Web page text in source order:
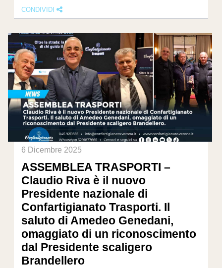
CONDIVIDI
6 Dicembre 2025
ASSEMBLEA TRASPORTI –
Claudio Riva è il nuovo
Presidente nazionale di
Confartigianato Trasporti. Il
saluto di Amedeo Genedani,
omaggiato di un riconoscimento
dal Presidente scaligero
Brandellero